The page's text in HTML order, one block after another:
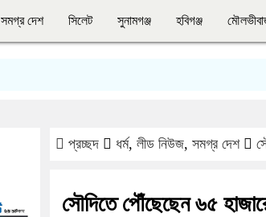
সমগ্র দেশ সিলেট সুনামগঞ্জ হবিগঞ্জ
প্রচ্ছদ ধর্ম, লীড নিউজ, সমগ্র দেশ
সৌদিতে পৌঁছেছেন ৬৫